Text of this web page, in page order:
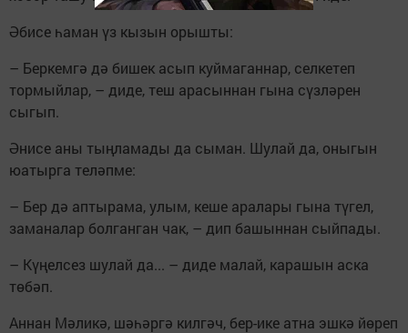
Әбисе һаман үз кызын орышты:
– Беркемгә дә бишек асып куймаганнар, селкетеп
тормыйлар, – диде, теш арасыннан гына сүзләрен
сыгып.
Әнисе аны тыңламады да сыман. Шулай да, оныгын
юатырга теләпме:
– Бер дә аптырама, улым, кеше аралары гына түгел,
заманалар болганган чак, – дип башыннан сыйпады.
– Күңелсез шулай да... – диде малай, карашын аска
төбәп.
Аннан Мәликә, шәһәргә килгәч, бер-ике атна эшкә йөреп